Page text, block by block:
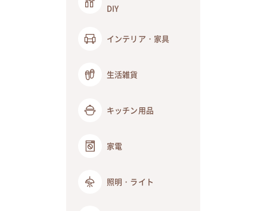
DIY
インテリア・家具
生活雑貨
キッチン用品
家電
照明・ライト